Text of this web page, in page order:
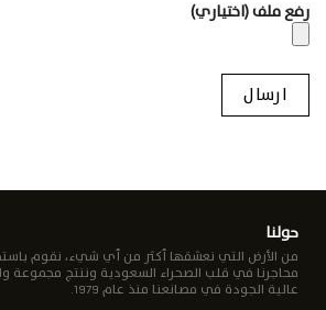
رفع ملف (اختياري)
حولنا
من الأرض التي نعشقها أكثر من أي شيء، نقوم
محاجرنا في قلب الصحراء السعودية وننتج مجموعة
عالية الجودة في مصانعنا منذ عام 1979.